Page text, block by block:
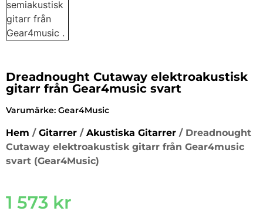
Dreadnought Cutaway elektroakustisk
gitarr från Gear4music svart
Varumärke: Gear4Music
Hem / Gitarrer / Akustiska Gitarrer / Dreadnought
Cutaway elektroakustisk gitarr från Gear4music
svart (Gear4Music)
1 573 kr